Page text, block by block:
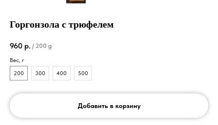
Горгонзола с трюфелем
960 р. / 200 g
Вес, г
200
300 400 500
Добавить в корзину